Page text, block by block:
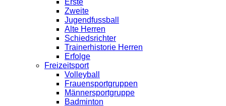
Erste
Zweite
Jugendfussball
Alte Herren
Schiedsrichter
Trainerhistorie Herren
Erfolge
Freizeitsport
Volleyball
Frauensportgruppen
Männersportgruppe
Badminton